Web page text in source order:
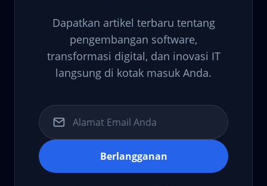
Dapatkan artikel terbaru tentang
pengembangan software,
transformasi digital, dan inovasi IT
langsung di kotak masuk Anda.
Berlangganan